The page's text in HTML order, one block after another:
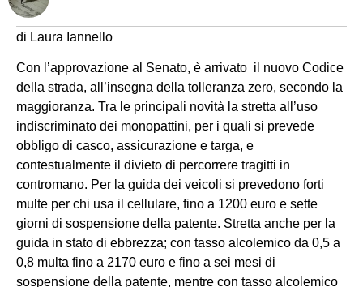
di Laura Iannello
Con l’approvazione al Senato, è arrivato il nuovo Codice
della strada, all’insegna della tolleranza zero, secondo la
maggioranza. Tra le principali novità la stretta all’uso
indiscriminato dei monopattini, per i quali si prevede
obbligo di casco, assicurazione e targa, e
contestualmente il divieto di percorrere tragitti in
contromano. Per la guida dei veicoli si prevedono forti
multe per chi usa il cellulare, fino a 1200 euro e sette
giorni di sospensione della patente. Stretta anche per la
guida in stato di ebbrezza; con tasso alcolemico da 0,5 a
0,8 multa fino a 2170 euro e fino a sei mesi di
sospensione della patente, mentre con tasso alcolemico